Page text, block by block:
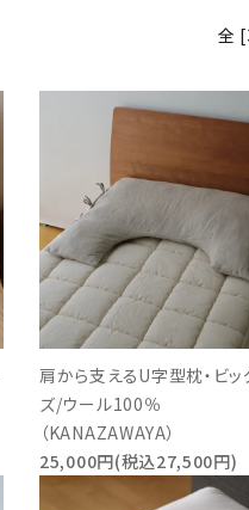
パーソ
全
肩から支えるU字型枕・ビッ
ズ/ウール100％
（KANAZAWAYA）
25,000円(税込27,500円)